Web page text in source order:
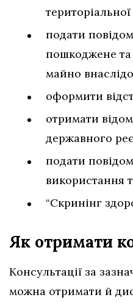
подати
пошкоджене
майно
оформити
отримати
державного
подати
використання
“Скринінг
Як отримати
Консультації за
можна отримати й